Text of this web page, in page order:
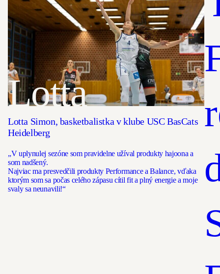
Lotta
Lotta Simon, basketbalistka v klube USC BasCats
Heidelberg
„V uplynulej sezóne som pravidelne užíval produkty hajoona a
som nadšený.
Najviac ma presvedčili produkty Performance a Balance, vďaka
ktorým som sa počas celého zápasu cítil fit a plný energie a moje
svaly sa neunavili!“